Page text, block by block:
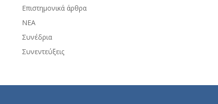
Επιστημονικά άρθρα
ΝΕΑ
Συνέδρια
Συνεντεύξεις